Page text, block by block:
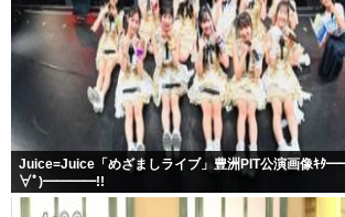
Juice=Juice「めざましライブ」豊洲PIT公演画像ｷ
∀ﾟ)━━━━!!